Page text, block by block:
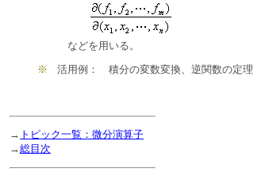
などを用いる。
※
活用例： 積分の変数変換、逆関数の定理
→ トピック一覧：微分演算子
→総目次